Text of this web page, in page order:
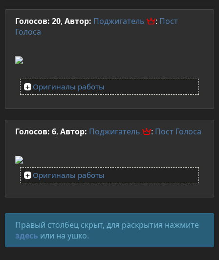
Голосов: 20, Автор: Поджигатель : Пост
Голоса
Оригиналы работы
Голосов: 6, Автор: Поджигатель : Пост Голоса
Оригиналы работы
Правый столбец скрыт, для раскрытия нажмите
здесь или на ушко.